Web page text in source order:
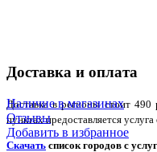
Доставка и оплата
Доставка в регионы стоит
пунктах предоставляется
Скачать список городов с
Наличие в магазинах
Отзывы
Добавить в избранное